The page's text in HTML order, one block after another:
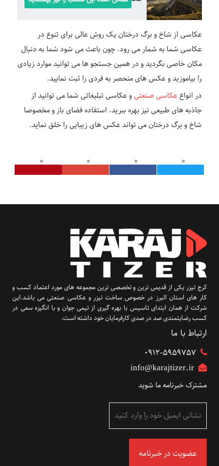
عکاسی از شاخ و برگ درختان یک روش عالی برای تنوع در
عکاسی شما به شمار می رود. چون باعث می شود شما به دنبال
مکان خاصی بگردید و در همین جستجو ها می توانید موارد زیادی
را بیاموزید و عکس های منحصر به فردی را ثبت نمایید.
در انواععکاسی صنعتیو عکاسی تبلیغاتی شما می توانید از
جاذبه های طبیعی نیز بهره ببرید. استفاده فضای باز و مخصوصا
شاخ و برگ درختان می تواند عکس های زیبایی را خلق نماید.
کرج تیزر یکی از قدیمی ترین و تخصصی ترین مجموعه های مورد اعتماد کسب و
کار های استان البرز در خصوص ساخت تیزر و عکاسی صنعتی می باشد.این
شرکت از همان ابتدای تاسیس با بهره گیری از تیمی جوان و با انگیزه سعی در
کسب رضایتمندی صد در صدی کارفرمایان خود داشته است.
ارتباط با ما
۰۹۱۲-5959757
info@karajtizer.ir
مشترک خبرنامه ما شوید